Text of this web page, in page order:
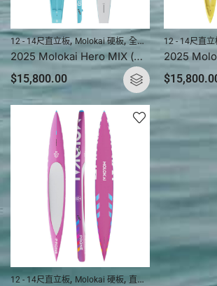
12 - 14尺直立板,Molokai 硬板,全方位競速直立板 (硬板)
2025 Molokai Hero MIX (複合碳纖) 直立板 / 槳板硬板
$15,800.00
12 - 14尺直立
$
12 - 14尺直立板, Molokai 硬板, 直立板 ,直立板產品